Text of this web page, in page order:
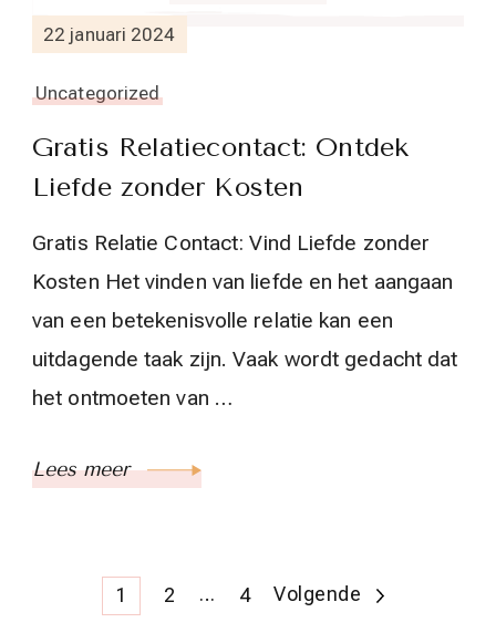
22 januari 2024
Uncategorized
Gratis Relatiecontact: Ontdek
Liefde zonder Kosten
Gratis Relatie Contact: Vind Liefde zonder
Kosten Het vinden van liefde en het aangaan
van een betekenisvolle relatie kan een
uitdagende taak zijn. Vaak wordt gedacht dat
het ontmoeten van …
Lees meer
Berichten
Pagina
1 Pagina
2 … Pagina
4 Volgende